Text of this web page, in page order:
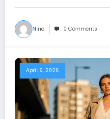
Nina 0 Comments
April 9, 2026